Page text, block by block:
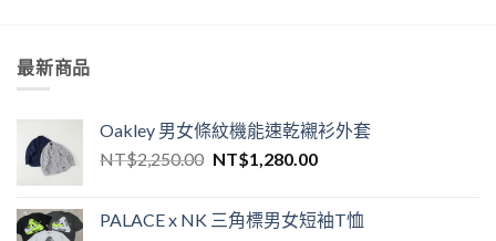
最新商品
Oakley 男女條紋機能速乾襯衫外套
NT$2,250.00 NT$1,280.00
PALACE x NK 三角標男女短袖T恤